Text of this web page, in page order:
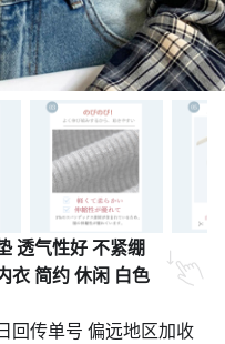
透气性好 不紧绷
衣 简约 休闲 白色
回传单号 偏远地区加收